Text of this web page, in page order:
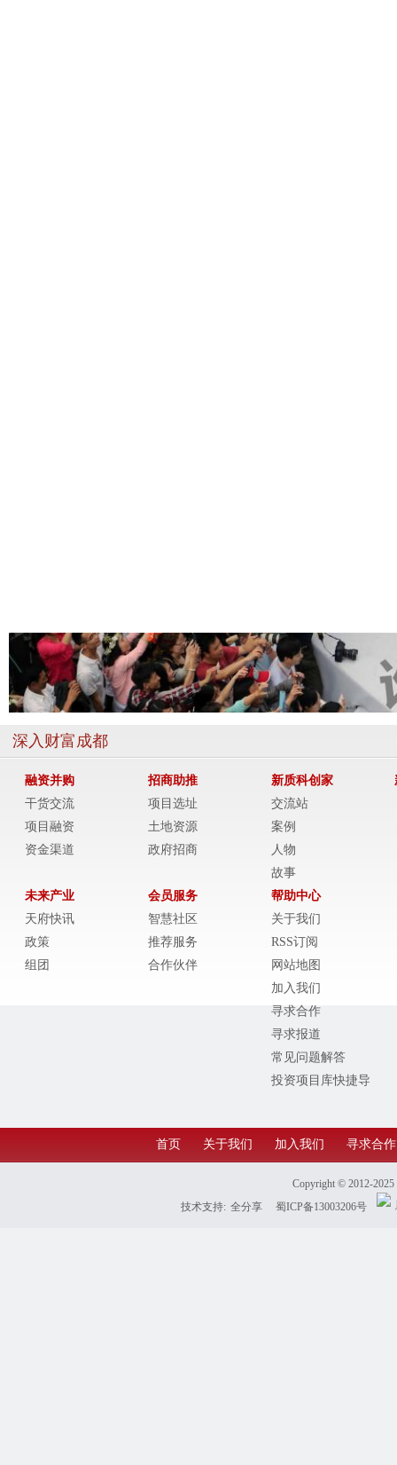
深入财富成都
融资并购
干货交流
项目融资
资金渠道
招商助推
项目选址
土地资源
政府招商
新质科创家
交流站
案例
人物
故事
未来产业
天府快讯
政策
组团
会员服务
智慧社区
推荐服务
合作伙伴
帮助中心
关于我们
RSS订阅
网站地图
加入我们
寻求合作
寻求报道
常见问题解答
投资项目库快捷导
首页 关于我们 加入我们 寻求合作
Copyright © 2012-2025
技术支持: 全分享 蜀ICP备13003206号